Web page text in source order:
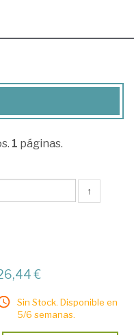
1 páginas.
↑
€
Sin Stock. Disponible en
5/6 semanas.